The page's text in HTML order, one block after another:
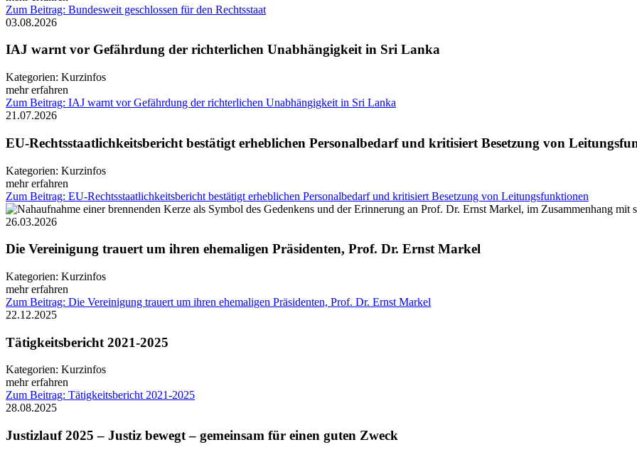
Zum Beitrag: Bundesweit geschlossen für den Rechtsstaat
03.08.2026
IAJ warnt vor Gefährdung der richterlichen Unabhängigkeit in Sri Lanka
Kategorien: Kurzinfos
mehr erfahren
Zum Beitrag: IAJ warnt vor Gefährdung der richterlichen Unabhängigkeit in Sri Lanka
21.07.2026
EU-Rechtsstaatlichkeitsbericht bestätigt erheblichen Personalbedarf und kritisiert Besetzung von
Kategorien: Kurzinfos
mehr erfahren
Zum Beitrag: EU-Rechtsstaatlichkeitsbericht bestätigt erheblichen Personalbedarf und kritisiert Besetzung von Leitungsfunktionen
26.03.2026
Die Vereinigung trauert um ihren ehemaligen Präsidenten, Prof. Dr. Ernst Markel
Kategorien: Kurzinfos
mehr erfahren
Zum Beitrag: Die Vereinigung trauert um ihren ehemaligen Präsidenten, Prof. Dr. Ernst Markel
22.12.2025
Tätigkeitsbericht 2021-2025
Kategorien: Kurzinfos
mehr erfahren
Zum Beitrag: Tätigkeitsbericht 2021-2025
28.08.2025
Justizlauf 2025 – Justiz bewegt – gemeinsam für einen guten Zweck